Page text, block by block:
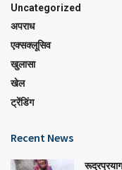
Uncategorized
अपराध
एक्सक्लूसिव
खुलासा
खेल
ट्रेंडिंग
Recent News